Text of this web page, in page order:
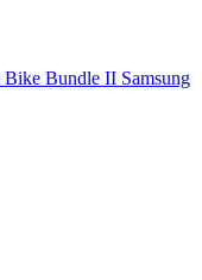
Bundle II Samsung